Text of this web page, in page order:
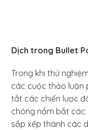
Dịch trong Bullet
Trong khi thử
các cuộc thảo luận
tắt các chiến lược
chóng nắm bắt các
sắp xếp thành các